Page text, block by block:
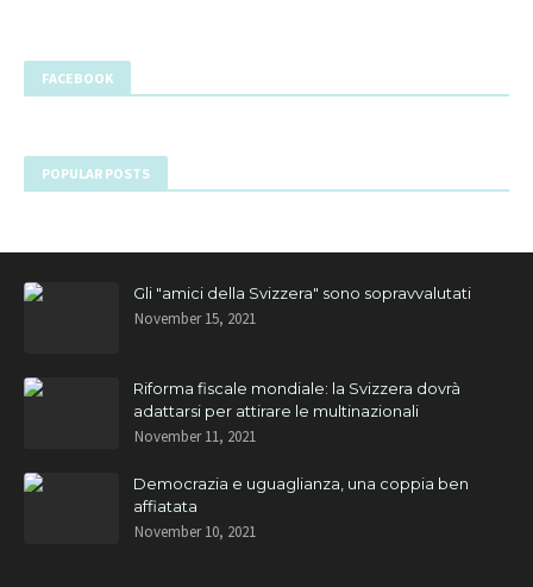
FACEBOOK
POPULAR POSTS
Gli "amici della Svizzera" sono sopravvalutati
November 15, 2021
Riforma fiscale mondiale: la Svizzera dovrà
adattarsi per attirare le multinazionali
November 11, 2021
Democrazia e uguaglianza, una coppia ben
affiatata
November 10, 2021